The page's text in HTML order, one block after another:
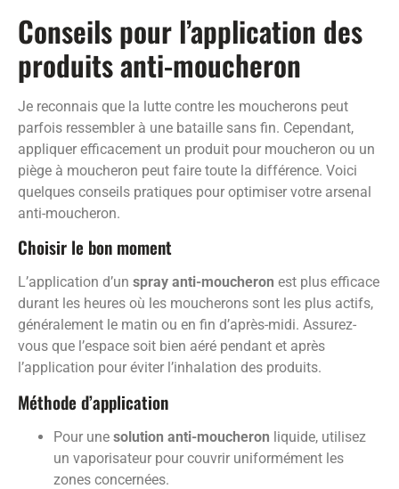
Conseils pour l’application des
produits anti-moucheron
Je reconnais que la lutte contre les moucherons peut
parfois ressembler à une bataille sans fin. Cependant,
appliquer efficacement un produit pour moucheron ou un
piège à moucheron peut faire toute la différence. Voici
quelques conseils pratiques pour optimiser votre arsenal
anti-moucheron.
Choisir le bon moment
L’application d’un spray anti-moucheron est plus efficace
durant les heures où les moucherons sont les plus actifs,
généralement le matin ou en fin d’après-midi. Assurez-
vous que l’espace soit bien aéré pendant et après
l’application pour éviter l’inhalation des produits.
Méthode d’application
Pour une solution anti-moucheron liquide, utilisez
un vaporisateur pour couvrir uniformément les
zones concernées.